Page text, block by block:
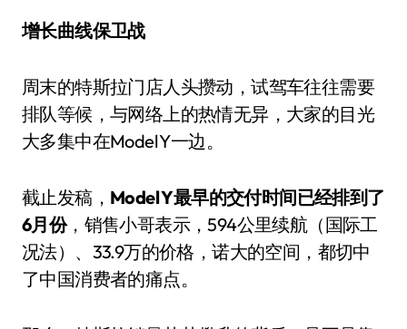
增长曲线保卫战
周末的特斯拉门店人头攒动，试驾车往往需要
排队等候，与网络上的热情无异，大家的目光
大多集中在Model Y一边。
截止发稿， Model Y最早的交付时间已经排到了
6月份，销售小哥表示，594公里续航（国际工
况法）、33.9万的价格，诺大的空间，都切中
了中国消费者的痛点。